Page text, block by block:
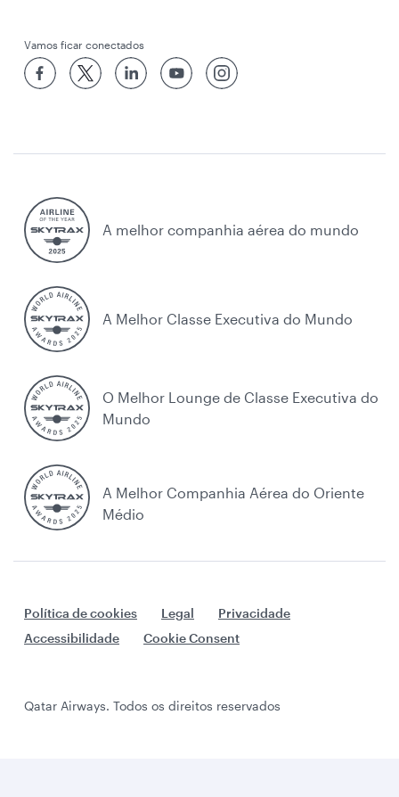
Vamos ficar conectados
A melhor companhia aérea do mundo
A Melhor Classe Executiva do Mundo
O Melhor Lounge de Classe Executiva do
Mundo
A Melhor Companhia Aérea do Oriente
Médio
Política de cookies Legal
Privacidade
Accessibilidade
Cookie Consent
Qatar Airways. Todos os direitos reservados